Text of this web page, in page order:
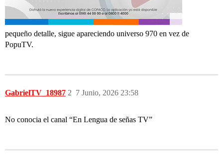
pequeño detalle, sigue apareciendo universo 970 en vez de
PopuTV.
GabrielTV_18987 7 Junio, 2026 23:58
2
No conocia el canal “En Lengua de señas TV”